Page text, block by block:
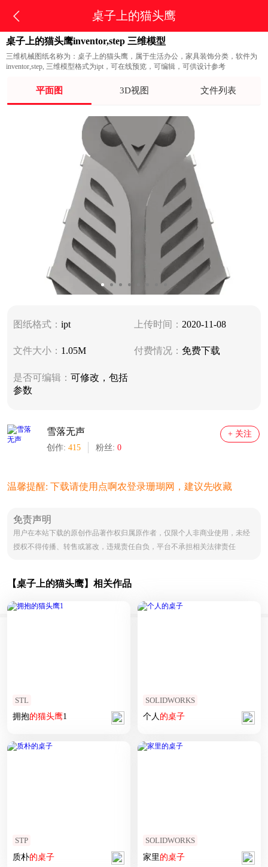
桌子上的猫头鹰
桌子上的猫头鹰inventor,step 三维模型
三维机械图纸名称为：桌子上的猫头鹰，属于生活办公，家具装饰分类，软件为
inventor,step, 三维模型格式为ipt，可在线预览，可编辑，可供设计参考
平面图 3D视图 文件列表
图纸格式： ipt 上传时间： 2020-11-08
文件大小： 1.05M 付费情况： 免费下载
是否可编辑： 可修改，包括
参数
雪落无声
创作: 415 粉丝: 0
+ 关注
温馨提醒: 下载请使用点啊农登录珊瑚网，建议先收藏
免责声明
用户在本站下载的原创作品著作权归属原作者，仅限个人非商业使用，未经
授权不得传播、转售或篡改，违规责任自负，平台不承担相关法律责任
【桌子上的猫头鹰】相关作品
STL
拥抱的猫头鹰1
SOLIDWORKS
个人的桌子
STP
质朴的桌子
SOLIDWORKS
家里的桌子